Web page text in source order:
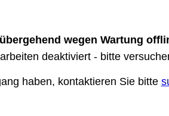
wegen Wartung
deaktiviert - bitte
haben, kontaktieren Sie bitte